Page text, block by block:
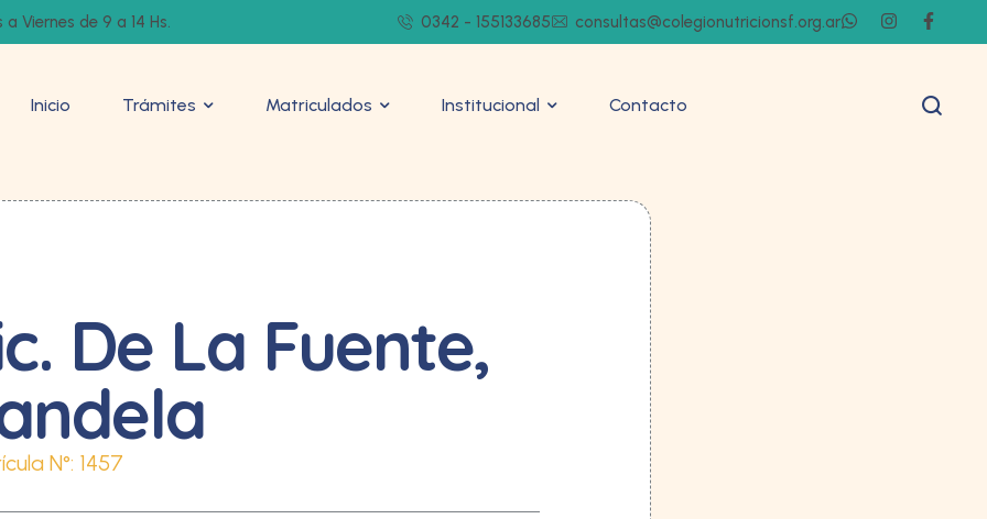
a Viernes de 9 a 14 Hs. 0342 - 155133685 consultas@colegionutricionsf.org.ar
Inicio Trámites Matriculados Institucional Contacto
De La Fuente,
N°: 1457